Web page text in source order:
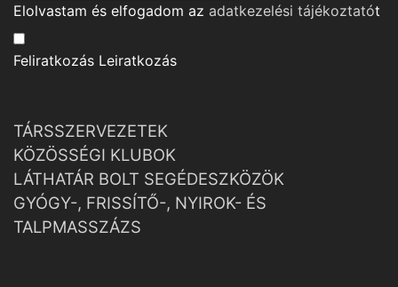
Elolvastam és elfogadom az adatkezelési tájékoztatót
Feliratkozás Leiratkozás
TÁRSSZERVEZETEK
KÖZÖSSÉGI KLUBOK
LÁTHATÁR BOLT SEGÉDESZKÖZÖK
GYÓGY-, FRISSÍTŐ-, NYIROK- ÉS
TALPMASSZÁZS